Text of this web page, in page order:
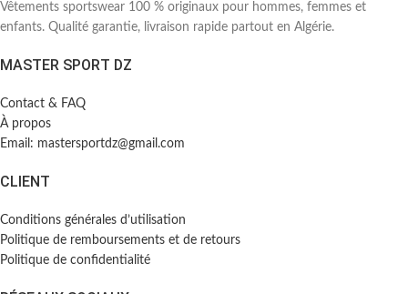
Vêtements sportswear 100 % originaux pour hommes, femmes et
enfants. Qualité garantie, livraison rapide partout en Algérie.
MASTER SPORT DZ
Contact & FAQ
À propos
Email: mastersportdz@gmail.com
CLIENT
Conditions générales d’utilisation
Politique de remboursements et de retours
Politique de confidentialité